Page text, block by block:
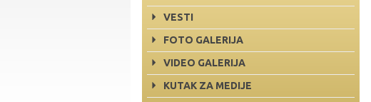
VESTI
FOTO GALERIJA
VIDEO GALERIJA
KUTAK ZA MEDIJE